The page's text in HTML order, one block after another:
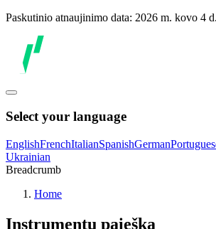
Paskutinio atnaujinimo data: 2026 m. kovo 4 d.
Select your language
EnglishFrenchItalianSpanishGerman
Ukrainian
Breadcrumb
Home
Instrumentų paieška